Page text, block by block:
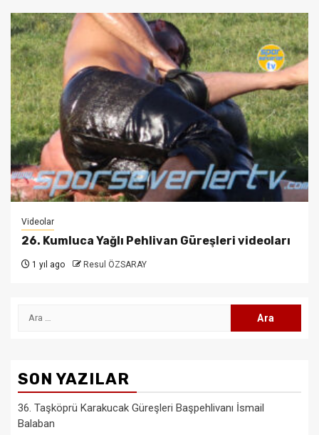
Videolar
26. Kumluca Yağlı Pehlivan Güreşleri videoları
1 yıl ago Resul ÖZSARAY
Arama:
SON YAZILAR
36. Taşköprü Karakucak Güreşleri Başpehlivanı İsmail
Balaban